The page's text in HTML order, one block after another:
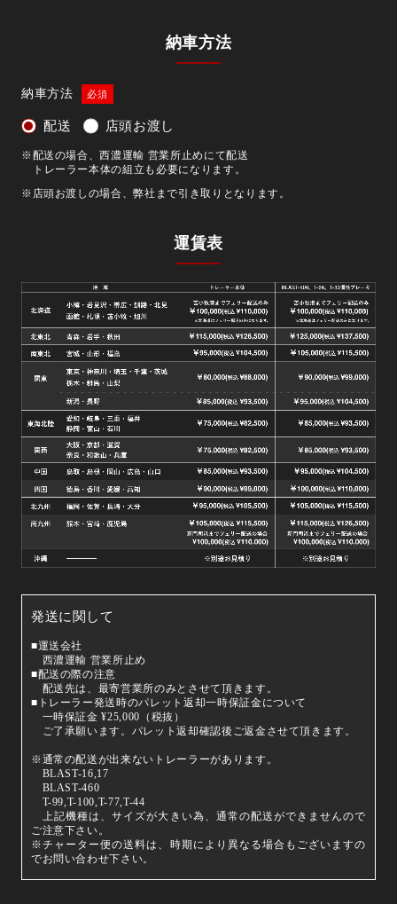
納車方法
納車方法
配送 店頭お渡し
※配送の場合、西濃運輸 営業所止めにて配送
トレーラー本体の組立も必要になります。
※店頭お渡しの場合、弊社まで引き取りとなります。
運賃表
発送に関して
■運送会社
西濃運輸 営業所止め
■配送の際の注意
配送先は、最寄営業所のみとさせて頂きます。
■トレーラー発送時のパレット返却一時保証金について
一時保証金 ¥25,000（税抜）
ご了承願います。パレット返却確認後ご返金させて頂きます。
※通常の配送が出来ないトレーラーがあります。
BLAST-16,17
BLAST-460
T-99,T-100,T-77,T-44
上記機種は、サイズが大きい為、通常の配送ができませんので
ご注意下さい。
※チャーター便の送料は、時期により異なる場合もございますの
でお問い合わせ下さい。